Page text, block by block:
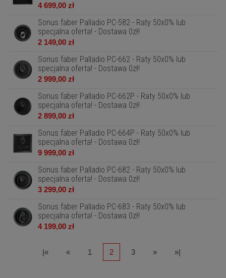
4 699,00 zł
Sonus faber Palladio PC-582 - Raty 50x0% lub
specjalna oferta! - Dostawa 0zł!
2 149,00 zł
Sonus faber Palladio PC-662 - Raty 50x0% lub
specjalna oferta! - Dostawa 0zł!
2 999,00 zł
Sonus faber Palladio PC-662P - Raty 50x0% lub
specjalna oferta! - Dostawa 0zł!
2 899,00 zł
Sonus faber Palladio PC-664P - Raty 50x0% lub
specjalna oferta! - Dostawa 0zł!
9 999,00 zł
Sonus faber Palladio PC-682 - Raty 50x0% lub
specjalna oferta! - Dostawa 0zł!
3 299,00 zł
Sonus faber Palladio PC-683 - Raty 50x0% lub
specjalna oferta! - Dostawa 0zł!
4 199,00 zł
|« « 1 2 3 » »|